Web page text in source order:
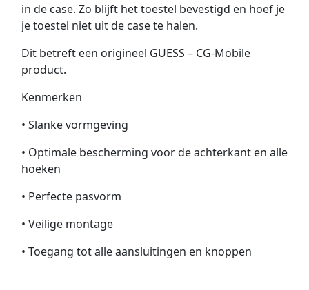
in de case. Zo blijft het toestel bevestigd en hoef je
je toestel niet uit de case te halen.
Dit betreft een origineel GUESS – CG-Mobile
product.
Kenmerken
• Slanke vormgeving
• Optimale bescherming voor de achterkant en alle
hoeken
• Perfecte pasvorm
• Veilige montage
• Toegang tot alle aansluitingen en knoppen